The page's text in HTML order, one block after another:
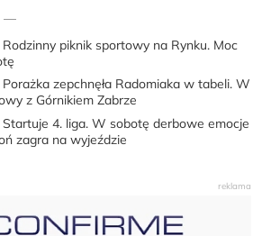
Rodzinny piknik sportowy na Rynku. Moc
Porażka zepchnęła Radomiaka w tabeli. W
z Górnikiem Zabrze
Startuje 4. liga. W sobotę derbowe emocje
zagra na wyjeździe